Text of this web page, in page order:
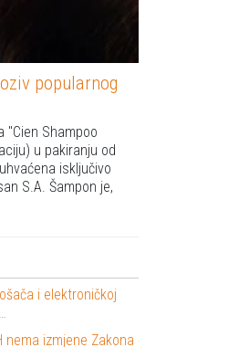
popularnog
"Cien Shampoo
u pakiranju od
isključivo
S.A. Šampon je,
i elektroničkoj
nema izmjene Zakona